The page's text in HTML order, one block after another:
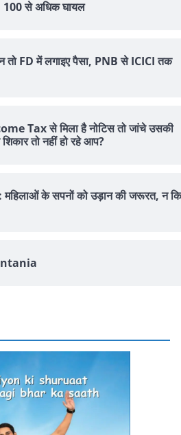
100 से अधिक घायल
तो FD में लगाइए पैसा, PNB से ICICI तक
Tax से मिला है नोटिस तो जांचे उसकी
तो नहीं हो रहे आप?
: महिलाओं के सपनों को उड़ान की जरूरत, न कि